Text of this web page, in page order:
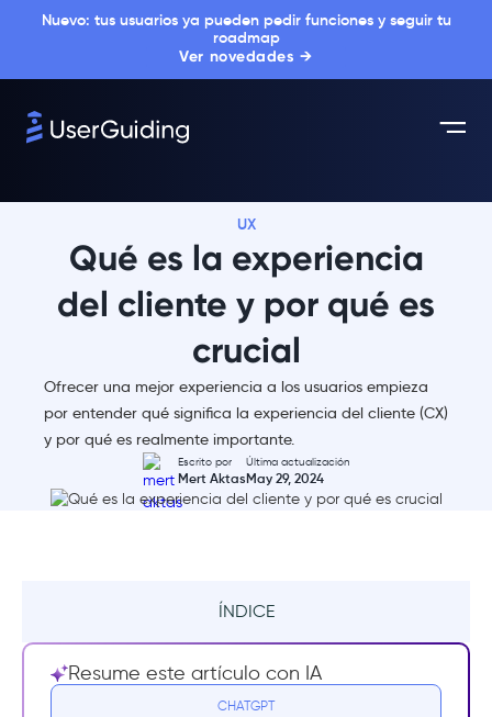
Nuevo: tus usuarios ya pueden pedir funciones y seguir tu
roadmap
Ver novedades →
UX
Qué es la experiencia
del cliente y por qué es
crucial
Ofrecer una mejor experiencia a los usuarios empieza
por entender qué significa la experiencia del cliente (CX)
y por qué es realmente importante.
Escrito por
Mert Aktas
Última actualización
May 29, 2024
ÍNDICE
¿Qué es la experiencia del cliente?
Desglosando la CX
Resume este artículo con IA
CHATGPT